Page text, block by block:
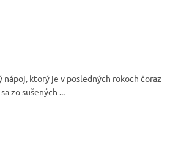
nápoj, ktorý je v posledných rokoch čoraz
zo sušených ...